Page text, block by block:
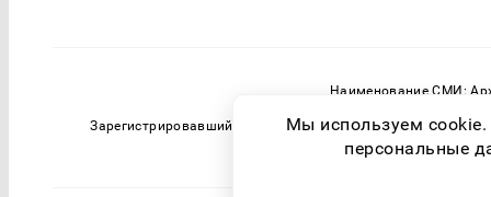
Наименование СМИ:
Зарегистрировавший орган: Федеральная служба по
Мы используем
персональные